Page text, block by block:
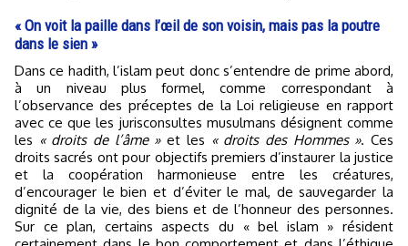
« On voit la paille dans l’œil de son voisin, mais pas la poutre
dans le sien »
Dans ce hadith, l’islam peut donc s’entendre de prime abord,
à un niveau plus formel, comme correspondant à
l’observance des préceptes de la Loi religieuse en rapport
avec ce que les jurisconsultes musulmans désignent comme
les « droits de l’âme »et les « droits des Hommes ». Ces
droits sacrés ont pour objectifs premiers d’instaurer la justice
et la coopération harmonieuse entre les créatures,
d’encourager le bien et d’éviter le mal, de sauvegarder la
dignité de la vie, des biens et de l’honneur des personnes.
Sur ce plan, certains aspects du « bel islam » résident